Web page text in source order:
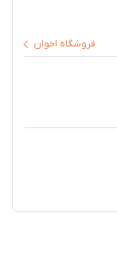
فروشگاه اخوان